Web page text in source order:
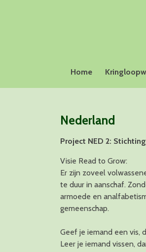
Home
Nederland
Project NED 2:
Visie Read to Grow:
Er zijn zoveel
te duur in aanschaf.
armoede en
gemeenschap.
Geef je iemand een vis,
Leer je iemand vissen,